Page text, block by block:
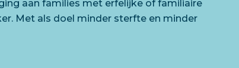
aan families met erfelijke of familiaire
Met als doel minder sterfte en minder